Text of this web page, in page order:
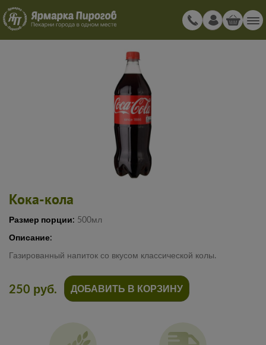
Кока-кола
Размер порции: 500мл
Описание:
Газированный напиток со вкусом классической колы.
250 руб. ДОБАВИТЬ В КОРЗИНУ